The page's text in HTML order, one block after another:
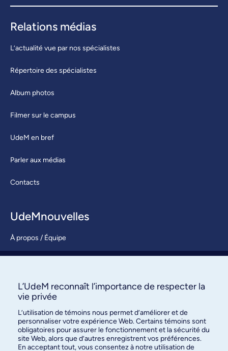
Relations médias
L’actualité vue par nos spécialistes
Répertoire des spécialistes
Album photos
Filmer sur le campus
UdeM en bref
Parler aux médias
Contacts
UdeMnouvelles
À propos / Équipe
S’abonner
L’UdeM reconnaît l’importance de respecter la
vie privée
L’utilisation de témoins nous permet d’améliorer et de
personnaliser votre expérience Web. Certains témoins sont
obligatoires pour assurer le fonctionnement et la sécurité du
site Web, alors que d’autres enregistrent vos préférences.
En acceptant tout, vous consentez à notre utilisation de